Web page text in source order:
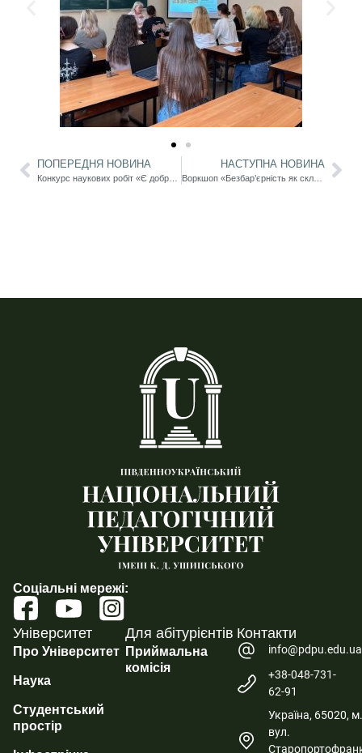
ПОПЕРЕДНЯ НОВИНА НАСТУПНА НОВИНА
Воркшоп «Безбар’єрність як складова сучасної державної політики України»
Соціальні мережі:
Університет
Про Університет
Наука
Студентський
простір
Для абітурієнтів
Приймальна
комісія
Контакти
info@pdpu.edu.ua
+38-048-731-
62-91
Україна, 65020,
вул.